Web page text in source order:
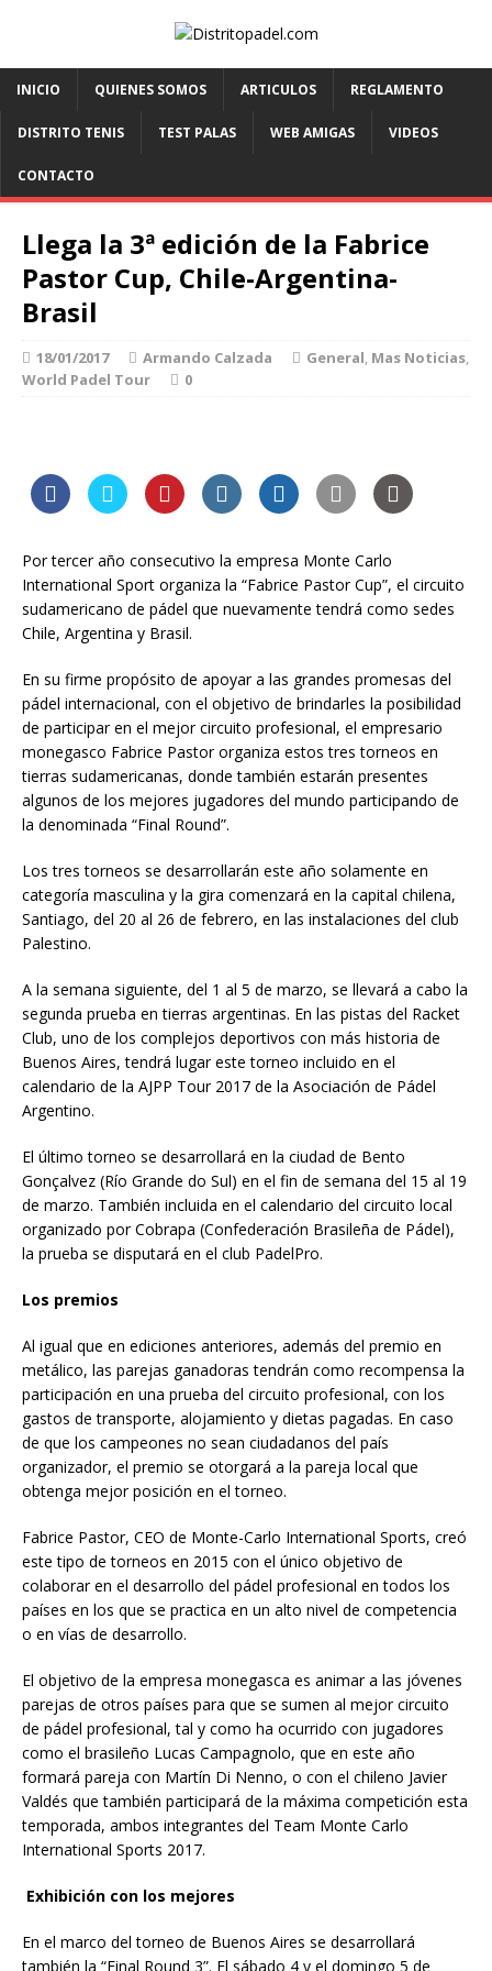
INICIO QUIENES SOMOS ARTICULOS REGLAMENTO
DISTRITO TENIS TEST PALAS WEB AMIGAS VIDEOS
CONTACTO
Llega la 3ª edición de la Fabrice
Pastor Cup, Chile-Argentina-
Brasil
18/01/2017 Armando Calzada General, Mas Noticias,
World Padel Tour
0
Por tercer año consecutivo la empresa Monte Carlo
International Sport organiza la “Fabrice Pastor Cup”, el circuito
sudamericano de pádel que nuevamente tendrá como sedes
Chile, Argentina y Brasil.
En su firme propósito de apoyar a las grandes promesas del
pádel internacional, con el objetivo de brindarles la posibilidad
de participar en el mejor circuito profesional, el empresario
monegasco Fabrice Pastor organiza estos tres torneos en
tierras sudamericanas, donde también estarán presentes
algunos de los mejores jugadores del mundo participando de
la denominada “Final Round”.
Los tres torneos se desarrollarán este año solamente en
categoría masculina y la gira comenzará en la capital chilena,
Santiago, del 20 al 26 de febrero, en las instalaciones del club
Palestino.
A la semana siguiente, del 1 al 5 de marzo, se llevará a cabo la
segunda prueba en tierras argentinas. En las pistas del Racket
Club, uno de los complejos deportivos con más historia de
Buenos Aires, tendrá lugar este torneo incluido en el
calendario de la AJPP Tour 2017 de la Asociación de Pádel
Argentino.
El último torneo se desarrollará en la ciudad de Bento
Gonçalvez (Río Grande do Sul) en el fin de semana del 15 al 19
de marzo. También incluida en el calendario del circuito local
organizado por Cobrapa (Confederación Brasileña de Pádel),
la prueba se disputará en el club PadelPro.
Los premios
Al igual que en ediciones anteriores, además del premio en
metálico, las parejas ganadoras tendrán como recompensa la
participación en una prueba del circuito profesional, con los
gastos de transporte, alojamiento y dietas pagadas. En caso
de que los campeones no sean ciudadanos del país
organizador, el premio se otorgará a la pareja local que
obtenga mejor posición en el torneo.
Fabrice Pastor, CEO de Monte-Carlo International Sports, creó
este tipo de torneos en 2015 con el único objetivo de
colaborar en el desarrollo del pádel profesional en todos los
países en los que se practica en un alto nivel de competencia
o en vías de desarrollo.
El objetivo de la empresa monegasca es animar a las jóvenes
parejas de otros países para que se sumen al mejor circuito
de pádel profesional, tal y como ha ocurrido con jugadores
como el brasileño Lucas Campagnolo, que en este año
formará pareja con Martín Di Nenno, o con el chileno Javier
Valdés que también participará de la máxima competición esta
temporada, ambos integrantes del Team Monte Carlo
International Sports 2017.
Exhibición con los mejores
En el marco del torneo de Buenos Aires se desarrollará
también la “Final Round 3”. El sábado 4 y el domingo 5 de